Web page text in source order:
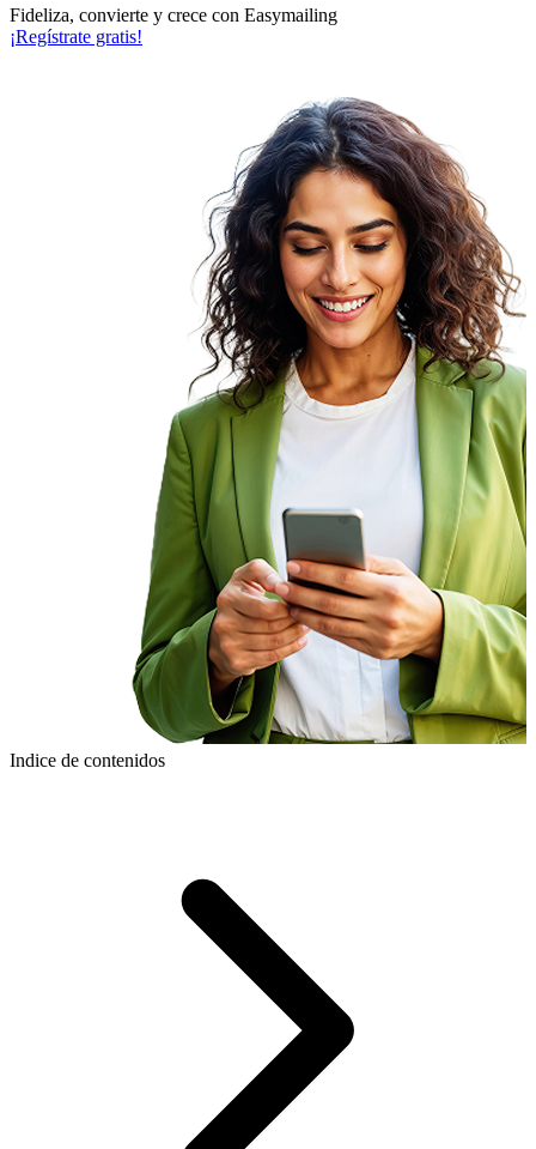
Fideliza, convierte y crece con Easymailing
¡Regístrate gratis!
Indice de contenidos